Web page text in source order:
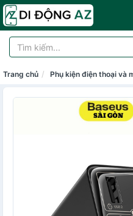
Trang chủ Phụ kiện điện thoại và